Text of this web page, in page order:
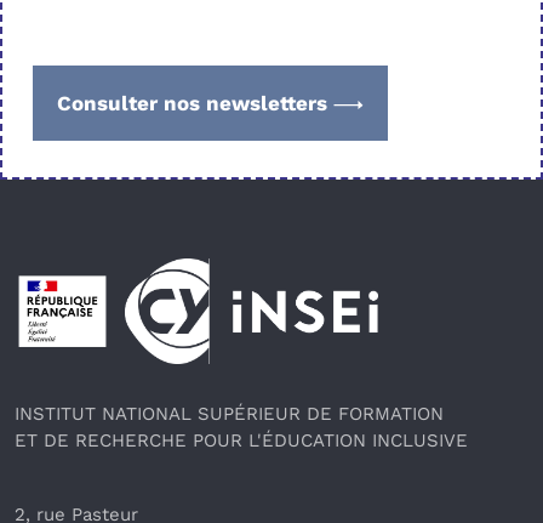
Consulter nos newsletters
Pied de page
INSTITUT NATIONAL SUPÉRIEUR DE FORMATION
ET DE RECHERCHE POUR L'ÉDUCATION INCLUSIVE
2, rue Pasteur